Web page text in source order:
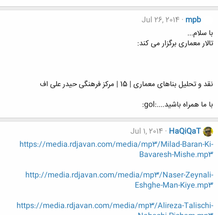
mpb
Jul 26, 2014
با سلام...
تالار معماری برگزار می کند:
نقد و تحلیل بناهای معماری | 15 | مرکز فرهنگی حیدر علی اف
با ما همراه باشید....:gol:
HaQiQaT
Jul 1, 2014
https://media.rdjavan.com/media/mp3/Milad-Baran-Ki-
Bavaresh-Mishe.mp3
http://media.rdjavan.com/media/mp3/Naser-Zeynali-
Eshghe-Man-Kiye.mp3
https://media.rdjavan.com/media/mp3/Alireza-Talischi-